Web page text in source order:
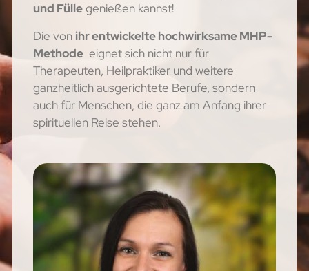
und Füllegenießen kannst!
Die von ihr entwickelte hochwirksame MHP-
Methodeeignet sich nicht nur für
Therapeuten, Heilpraktiker und weitere
ganzheitlich ausgerichtete Berufe, sondern
auch für Menschen, die ganz am Anfang ihrer
spirituellen Reise stehen.